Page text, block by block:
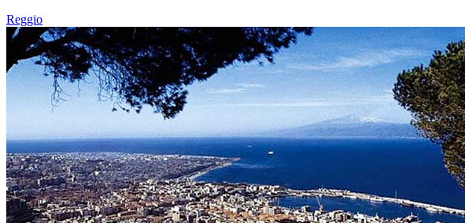
Reggio